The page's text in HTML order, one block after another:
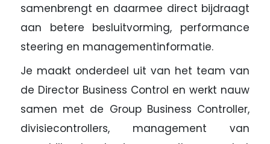
samenbrengt en daarmee direct bijdraagt
aan betere besluitvorming, performance
steering en managementinformatie.
Je maakt onderdeel uit van het team van
de Director Business Control en werkt nauw
samen met de Group Business Controller,
divisiecontrollers, management van